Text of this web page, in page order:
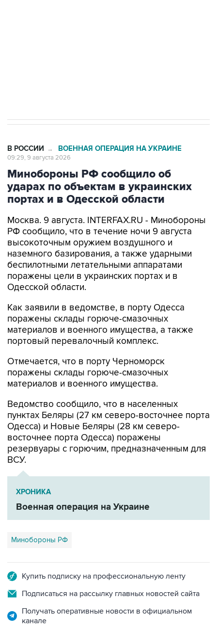
В РОССИИ → ВОЕННАЯ ОПЕРАЦИЯ НА УКРАИНЕ
09:29, 9 августа 2026
Минобороны РФ сообщило об
ударах по объектам в украинских
портах и в Одесской области
Москва. 9 августа. INTERFAX.RU - Минобороны
РФ сообщило, что в течение ночи 9 августа
высокоточным оружием воздушного и
наземного базирования, а также ударными
беспилотными летательными аппаратами
поражены цели в украинских портах и в
Одесской области.
Как заявили в ведомстве, в порту Одесса
поражены склады горюче-смазочных
материалов и военного имущества, а также
портовый перевалочный комплекс.
Отмечается, что в порту Черноморск
поражены склады горюче-смазочных
материалов и военного имущества.
Ведомство сообщило, что в населенных
пунктах Беляры (27 км северо-восточнее порта
Одесса) и Новые Беляры (28 км северо-
восточнее порта Одесса) поражены
резервуары с горючим, предназначенным для
ВСУ.
ХРОНИКА
Военная операция на Украине
Минобороны РФ
Купить подписку на профессиональную ленту
Подписаться на рассылку главных новостей сайта
Получать оперативные новости в официальном
канале